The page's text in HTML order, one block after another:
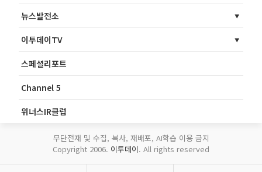
뉴스발전소
이투데이TV
스페셜리포트
Channel 5
위너스IR클럽
무단전재 및 수집, 복사, 재배포, AI학습 이용 금지
Copyright 2006. 이투데이. All rights reserved